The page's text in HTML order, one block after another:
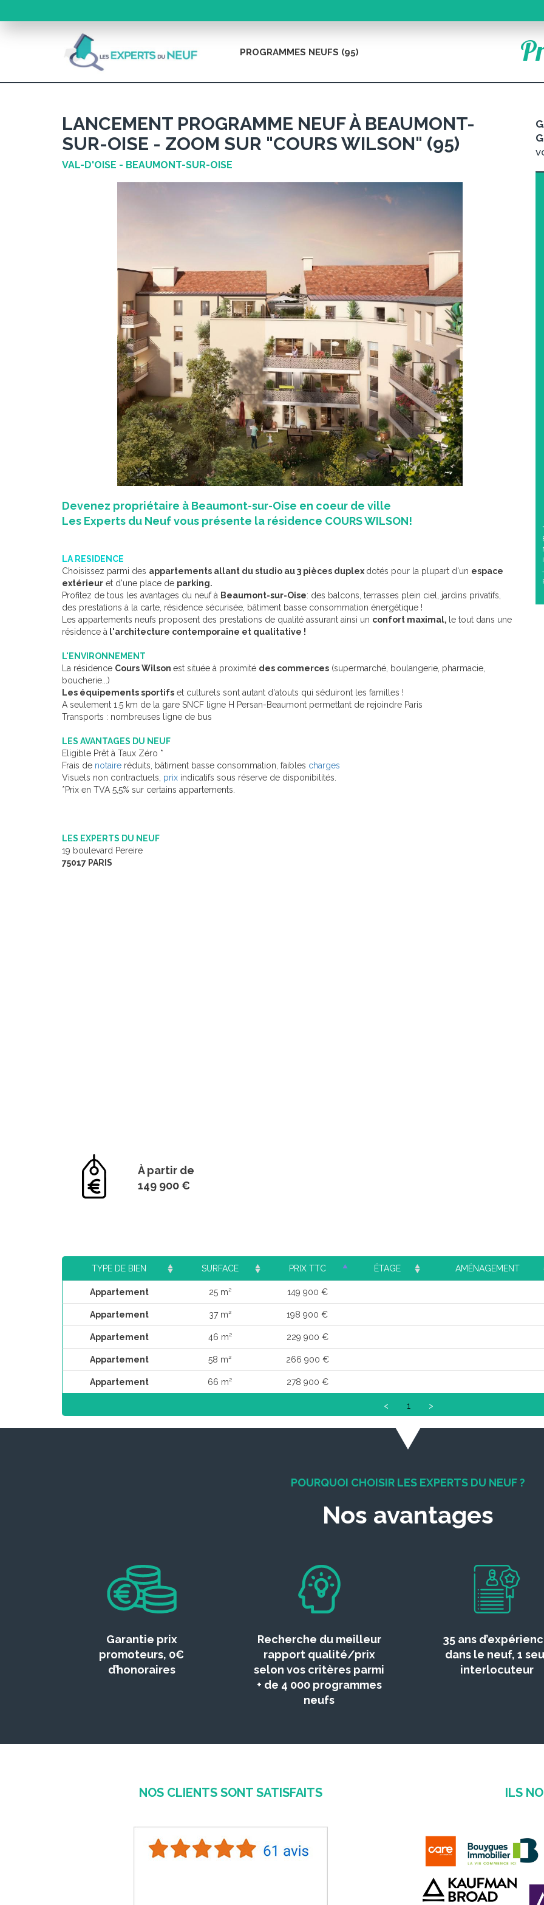
PROGRAMMES NEUFS (95)
LANCEMENT PROGRAMME NEUF À BEAUMONT-
SUR-OISE - ZOOM SUR "COURS WILSON" (95)
VAL-D'OISE - BEAUMONT-SUR-OISE
Devenez propriétaire à Beaumont-sur-Oise en coeur de ville
Les Experts du Neuf vous présente la résidence COURS WILSON!
LA RESIDENCE
Choisissez parmi des appartements allant du studio au 3 pièces duplex dotés pour la plupart d'un espace
extérieur et d'une place de parking.
Profitez de tous les avantages du neuf à Beaumont-sur-Oise: des balcons, terrasses plein ciel, jardins privatifs,
des prestations à la carte, résidence sécurisée, bâtiment basse consommation énergétique !
Les appartements neufs proposent des prestations de qualité assurant ainsi un confort maximal, le tout dans une
résidence à l'architecture contemporaine et qualitative !
L'ENVIRONNEMENT
La résidence Cours Wilson est située à proximité des commerces (supermarché, boulangerie, pharmacie,
boucherie...)
Les équipements sportifs et culturels sont autant d'atouts qui séduiront les familles !
A seulement 1.5 km de la gare SNCF ligne H Persan-Beaumont permettant de rejoindre Paris
Transports : nombreuses ligne de bus
LES AVANTAGES DU NEUF
Eligible Prêt à Taux Zéro *
Frais de notaire réduits, bâtiment basse consommation, faibles charges
Visuels non contractuels, prix indicatifs sous réserve de disponibilités.
*Prix en TVA 5,5% sur certains appartements.
LES EXPERTS DU NEUF
19 boulevard Pereire
75017 PARIS
À partir de
149 900 €
TYPE DE BIEN SURFACE PRIX TTC ÉTAGE AMÉNAGEMENT
Appartement 25 m² 149 900 €
Appartement 37 m² 198 900 €
Appartement 46 m² 229 900 €
Appartement 58 m² 266 900 €
Appartement 66 m² 278 900 €
< 1 >
POURQUOI CHOISIR LES EXPERTS DU NEUF ?
Nos avantages
Garantie prix
promoteurs, 0€
d’honoraires
Recherche du meilleur
rapport qualité/prix
selon vos critères parmi
+ de 4 000 programmes
neufs
35 ans
dans le neuf, 1
interlocuteur
NOS CLIENTS SONT SATISFAITS ILS